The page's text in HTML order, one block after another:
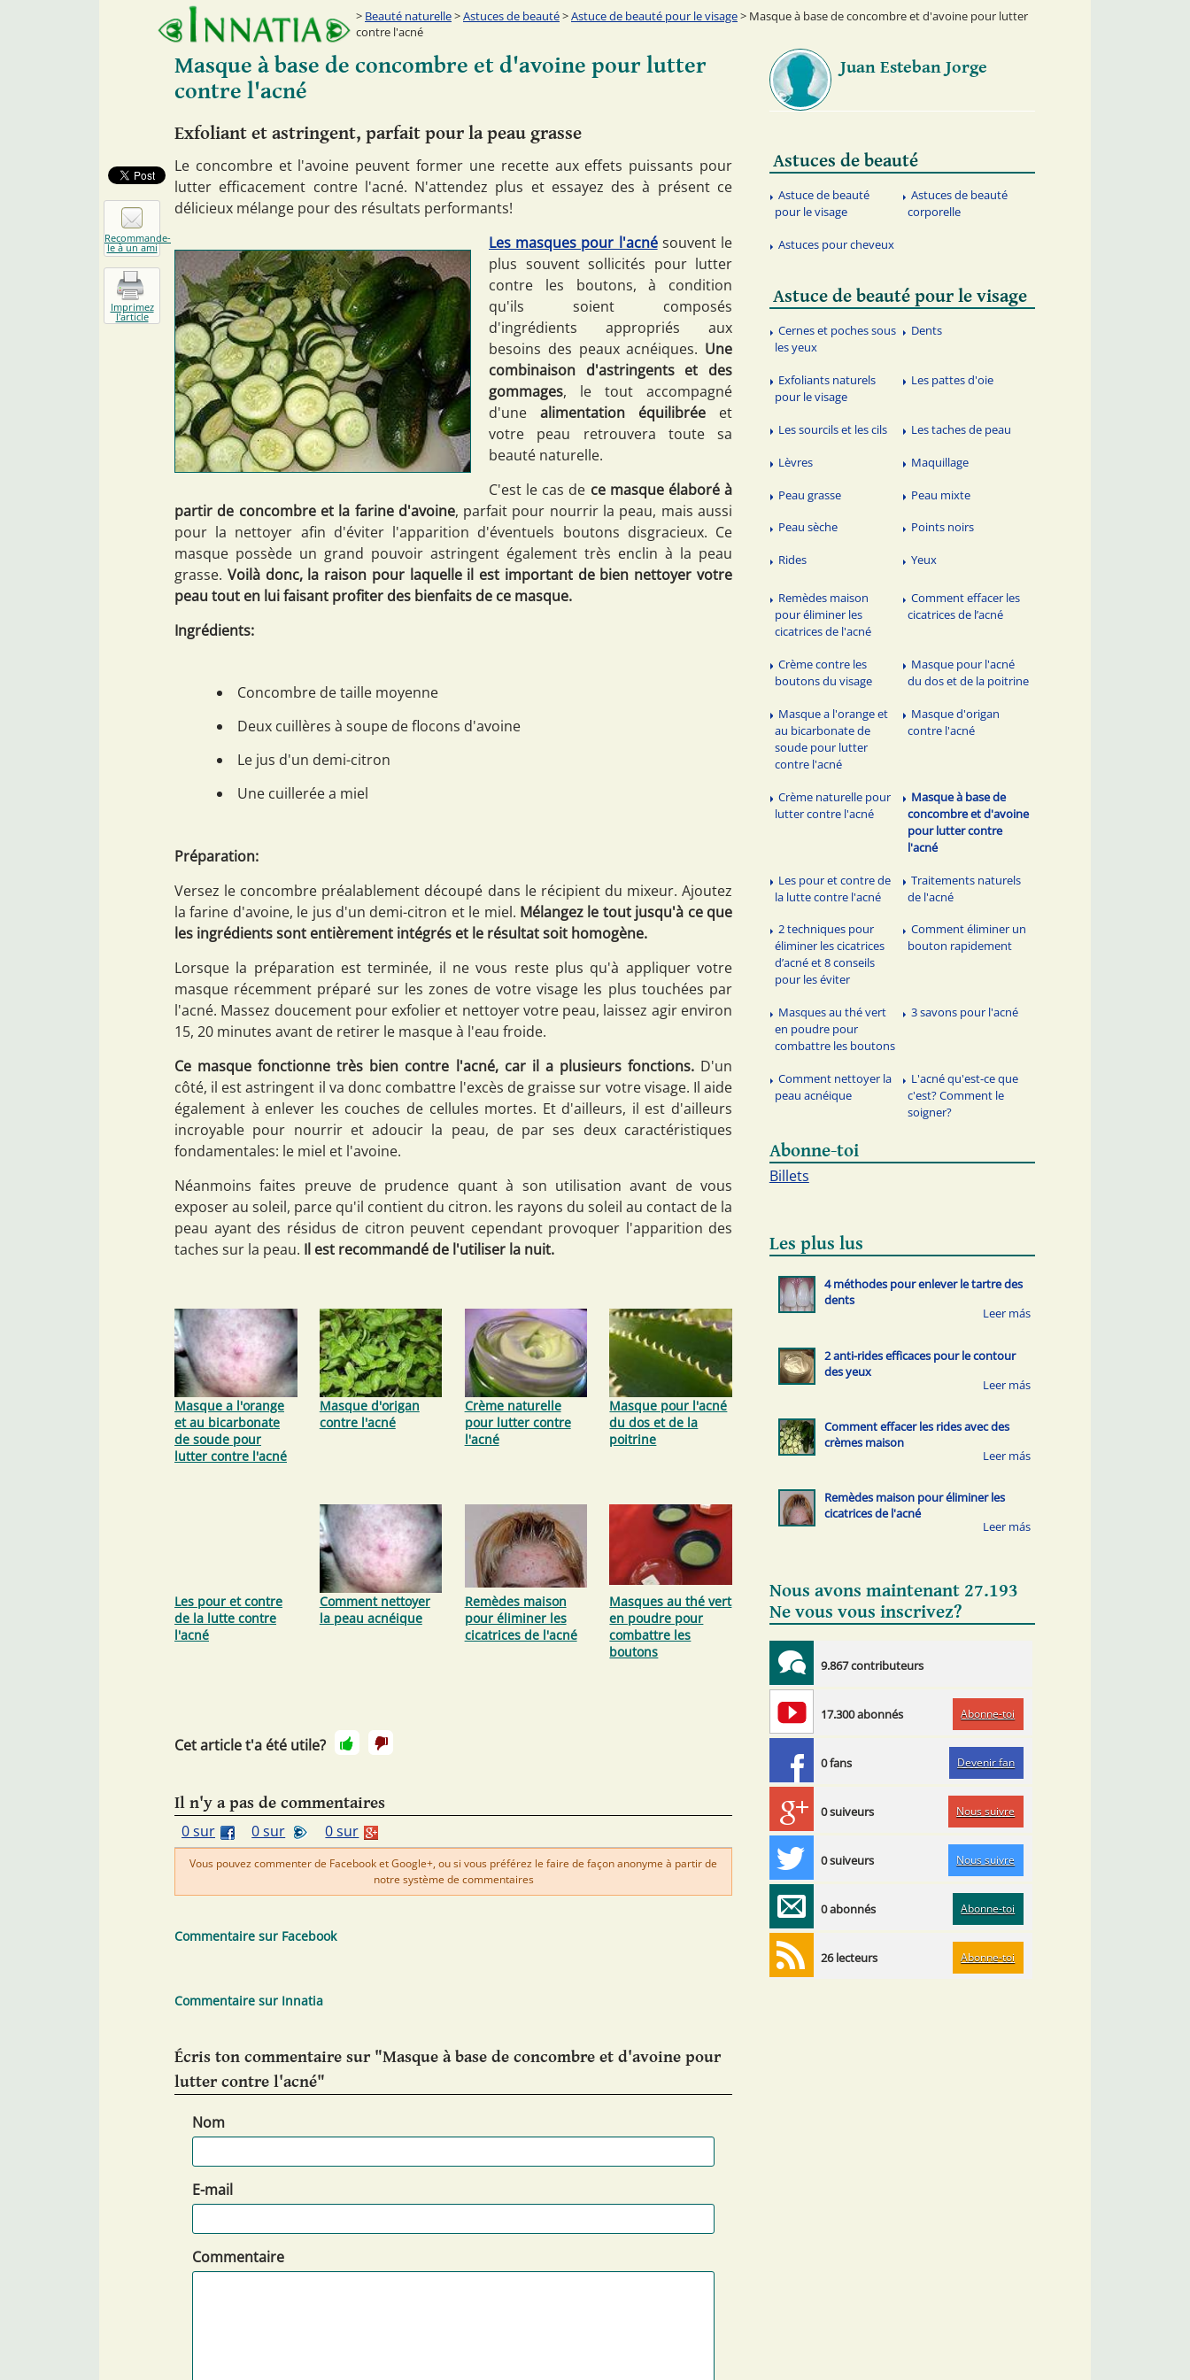
Beauté naturelle>Astuces de beauté>Astuce de beauté pour le visage> Masque à base de concombre et d'avoine pour lutter
contre l'acné
Masque à base de concombre et d'avoine pour lutter
contre l'acné
Exfoliant et astringent, parfait pour la peau grasse
Le concombre et l'avoine peuvent former une recette aux effets puissants pour
lutter efficacement contre l'acné. N'attendez plus et essayez des à présent ce
délicieux mélange pour des résultats performants!
Les masques pour l'acnésouvent le
plus souvent sollicités pour lutter
contre les boutons, à condition
qu'ils soient composés
d'ingrédients appropriés aux
besoins des peaux acnéiques. Une
combinaison d'astringents et des
gommages, le tout accompagné
d'une alimentation équilibrée et
votre peau retrouvera toute sa
beauté naturelle.
C'est le cas de ce masque élaboré à
partir de concombre et la farine d'avoine, parfait pour nourrir la peau, mais aussi
pour la nettoyer afin d'éviter l'apparition d'éventuels boutons disgracieux. Ce
masque possède un grand pouvoir astringent également très enclin à la peau
grasse. Voilà donc, la raison pour laquelle il est important de bien nettoyer votre
peau tout en lui faisant profiter des bienfaits de ce masque.
Ingrédients:
Concombre de taille moyenne
Deux cuillères à soupe de flocons d'avoine
Le jus d'un demi-citron
Une cuillerée a miel
Préparation:
Versez le concombre préalablement découpé dans le récipient du mixeur. Ajoutez
la farine d'avoine, le jus d'un demi-citron et le miel. Mélangez le tout jusqu'à ce que
les ingrédients sont entièrement intégrés et le résultat soit homogène.
Lorsque la préparation est terminée, il ne vous reste plus qu'à appliquer votre
masque récemment préparé sur les zones de votre visage les plus touchées par
l'acné. Massez doucement pour exfolier et nettoyer votre peau, laissez agir environ
15, 20 minutes avant de retirer le masque à l'eau froide.
Ce masque fonctionne très bien contre l'acné, car il a plusieurs fonctions.D'un
côté, il est astringent il va donc combattre l'excès de graisse sur votre visage. Il aide
également à enlever les couches de cellules mortes. Et d'ailleurs, il est d'ailleurs
incroyable pour nourrir et adoucir la peau, de par ses deux caractéristiques
fondamentales: le miel et l'avoine.
Néanmoins faites preuve de prudence quant à son utilisation avant de vous
exposer au soleil, parce qu'il contient du citron. les rayons du soleil au contact de la
peau ayant des résidus de citron peuvent cependant provoquer l'apparition des
taches sur la peau. Il est recommandé de l'utiliser la nuit.
Masque a l'orange
et au bicarbonate
de soude pour
lutter contre l'acné
Masque d'origan
contre l'acné
Crème naturelle
pour lutter contre
l'acné
Masque pour l'acné
du dos et de la
poitrine
Les pour et contre
de la lutte contre
l'acné
Comment nettoyer
la peau acnéique
Remèdes maison
pour éliminer les
cicatrices de l'acné
Masques au thé vert
en poudre pour
combattre les
boutons
Cet article t'a été utile?
Il n'y a pas de commentaires
0 sur
0 sur 0 sur
Vous pouvez commenter de Facebook et Google+, ou si vous préférez le faire de façon anonyme à partir de
notre système de commentaires
Commentaire sur Facebook
Commentaire sur Innatia
Écris ton commentaire sur "Masque à base de concombre et d'avoine pour
lutter contre l'acné"
Nom
E-mail
Commentaire
Juan Esteban Jorge
Astuces de beauté
Astuce de beauté
pour le visage
Astuces de beauté
corporelle
Astuces pour cheveux
Astuce de beauté pour le visage
Cernes et poches sous
les yeux
Dents
Exfoliants naturels
pour le visage
Les pattes d'oie
Les sourcils et les cils Les taches de peau
Lèvres Maquillage
Peau grasse Peau mixte
Peau sèche Points noirs
Rides Yeux
Remèdes maison
pour éliminer les
cicatrices de l'acné
Comment effacer les
cicatrices de l’acné
Crème contre les
boutons du visage
Masque pour l'acné
du dos et de la poitrine
Masque a l'orange et
au bicarbonate de
soude pour lutter
contre l'acné
Masque d'origan
contre l'acné
Crème naturelle pour
lutter contre l'acné
Masque à base de
concombre et d'avoine
pour lutter contre
l'acné
Les pour et contre de
la lutte contre l'acné
Traitements naturels
de l'acné
2 techniques pour
éliminer les cicatrices
d’acné et 8 conseils
pour les éviter
Comment éliminer un
bouton rapidement
Masques au thé vert
en poudre pour
combattre les boutons
3 savons pour l'acné
Comment nettoyer la
peau acnéique
L'acné qu'est-ce que
c'est? Comment le
soigner?
Abonne-toi
Billets
Les plus lus
4 méthodes pour enlever le tartre des
dents
2 anti-rides efficaces pour le contour
des yeux
Comment effacer les rides avec des
crèmes maison
Remèdes maison pour éliminer les
cicatrices de l'acné
Nous avons maintenant 27.193
Ne vous vous inscrivez?
9.867 contributeurs
17.300 abonnés Abonne-toi
0 fans Devenir fan
0 suiveurs Nous suivre
0 suiveurs Nous suivre
0 abonnés Abonne-toi
26 lecteurs Abonne-toi
Recommande-
le à un ami
Imprimez
l'article